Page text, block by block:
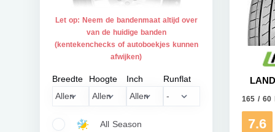
Let op: Neem de bandenmaat altijd over
van de huidige banden
(kentekenchecks of autoboekjes kunnen
afwijken)
Breedte Hoogte Inch Runflat
All Season
165 / 60
7.6